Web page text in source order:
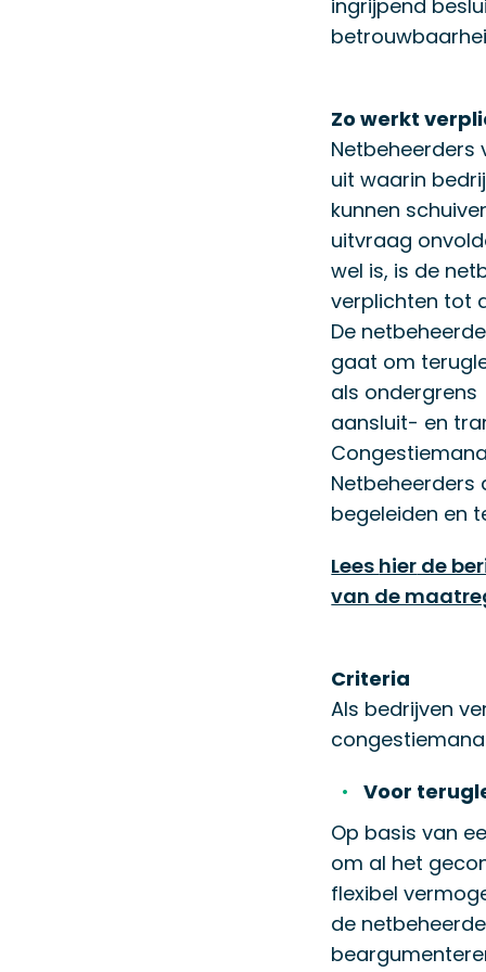
ingrijpend
Zo werkt
Netbeheerders
uit waarin
kunnen
uitvraag
wel is, is de
verplichten tot
De
gaat om
als
aansluit- en
Netbeheerders
begeleiden en
Lees hier de
van de
Criteria
Als bedrijven
Voor
Op basis van
om al het
flexibel
de